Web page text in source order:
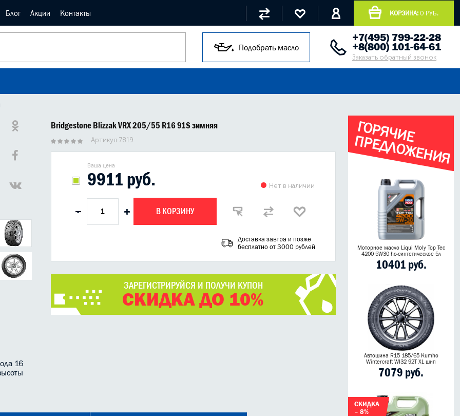
Блог Акции Контакты КОРЗИНА: 0 РУБ.
Подобрать масло
+7(495) 799-22-28
+8(800) 101-64-61
Заказать обратный звонок
16
Bridgestone Blizzak VRX 205/55 R16 91S зимняя
Артикул 7819
Ваша цена
9911 руб. Нет в наличии
- + В КОРЗИНУ
Доставка завтра и позже
бесплатно от 3000 рублей
ЗАРЕГИСТРИРУЙСЯ И ПОЛУЧИ КУПОН
СКИДКА ДО 10%
Г
О
Р
Я
Ч
И
Е
П
Р
Е
Д
Л
О
Ж
Е
Н
И
Я
Моторное масло Liqui Moly Top Tec
4200 5W30 hc-синтетическое 5л
10401 руб.
Автошина R15 185/65 Kumho
Wintercraft WI32 92T XL шип
7079 руб.
СКИДКА
– 8%